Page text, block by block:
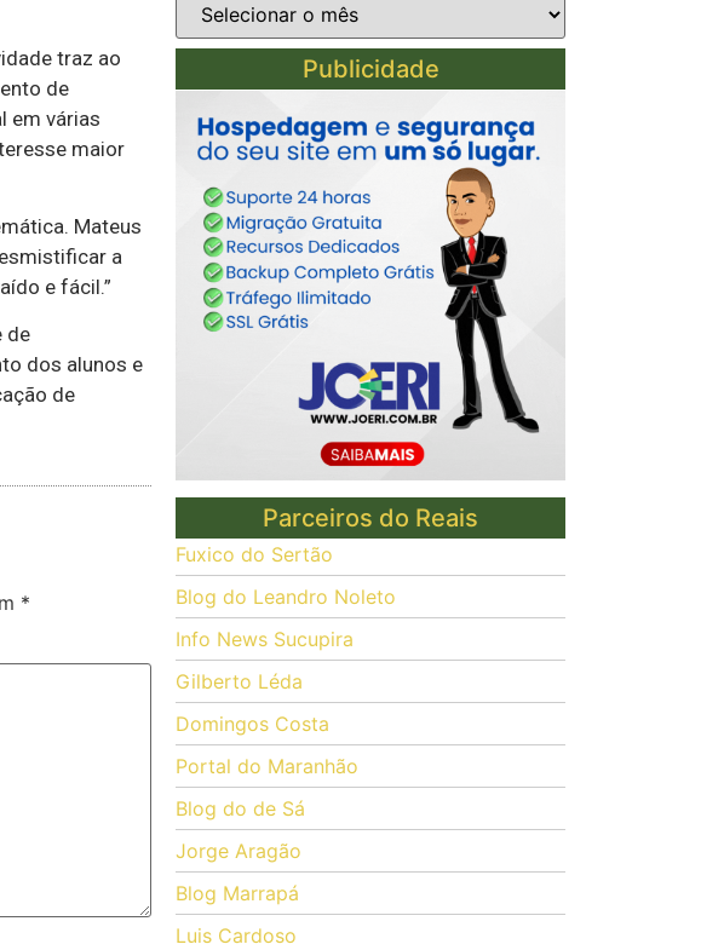
traz ao
de
em várias
maior
Mateus
a
e fácil.”
de
dos alunos e
de
*
Publicidade
Parceiros do Reais
Fuxico do Sertão
Blog do Leandro Noleto
Info News Sucupira
Gilberto Léda
Domingos Costa
Portal do Maranhão
Blog do de Sá
Jorge Aragão
Blog Marrapá
Luis Cardoso